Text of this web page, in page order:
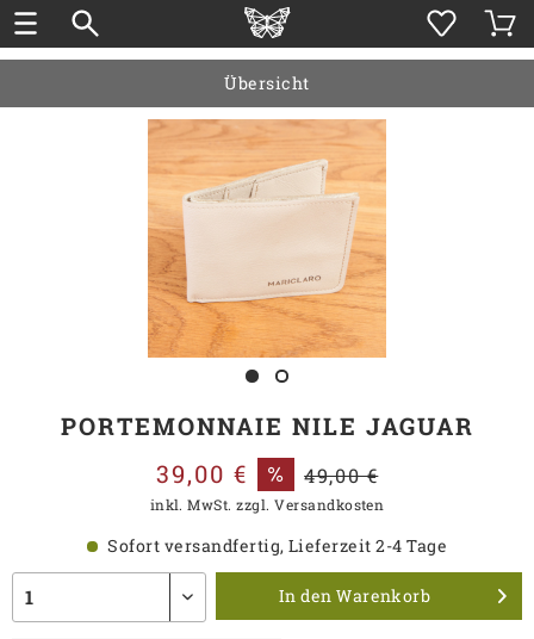
Übersicht
PORTEMONNAIE NILE JAGUAR
39,00 €
49,00 €
inkl. MwSt.zzgl. Versandkosten
Sofort versandfertig, Lieferzeit 2-4 Tage
In den Warenkorb